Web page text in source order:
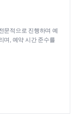
문적으로 진행하며 예
며, 예약 시간 준수를